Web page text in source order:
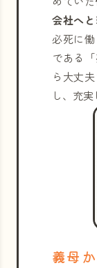
会社へ
必死に
である
ら大丈
し、充
義母